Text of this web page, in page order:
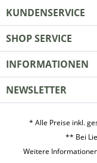
KUNDENSERVICE
SHOP SERVICE
INFORMATIONEN
NEWSLETTER
* Alle Preise inkl.
** Bei
Weitere